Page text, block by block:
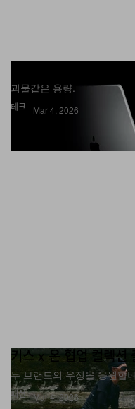
테크
애플, M5 프로·맥스
괴물같은 용량.
Mar 4, 2026
패션
키스 x 온 협업 컬렉션
두 브랜드의 우정을 응원합
Mar 4, 2026